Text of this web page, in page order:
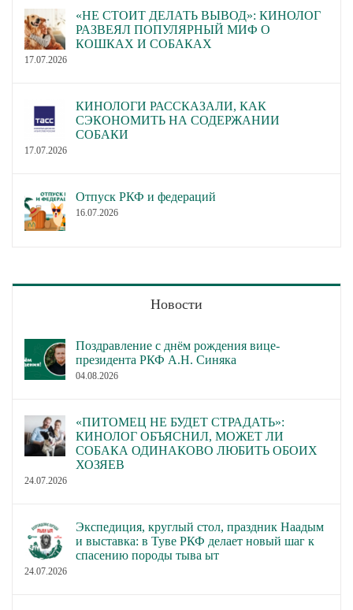
«НЕ СТОИТ ДЕЛАТЬ ВЫВОД»: КИНОЛОГ
РАЗВЕЯЛ ПОПУЛЯРНЫЙ МИФ О
КОШКАХ И СОБАКАХ
17.07.2026
КИНОЛОГИ РАССКАЗАЛИ, КАК
СЭКОНОМИТЬ НА СОДЕРЖАНИИ
СОБАКИ
17.07.2026
Отпуск РКФ и федераций
16.07.2026
Новости
Поздравление с днём рождения вице-
президента РКФ А.Н. Синяка
04.08.2026
«ПИТОМЕЦ НЕ БУДЕТ СТРАДАТЬ»:
КИНОЛОГ ОБЪЯСНИЛ, МОЖЕТ ЛИ
СОБАКА ОДИНАКОВО ЛЮБИТЬ ОБОИХ
ХОЗЯЕВ
24.07.2026
Экспедиция, круглый стол, праздник Наадым
и выставка: в Туве РКФ делает новый шаг к
спасению породы тыва ыт
24.07.2026